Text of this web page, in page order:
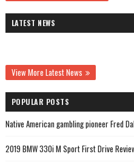
LATEST NEWS
View More Latest News
POPULAR POSTS
Native American gambling pioneer Fred
2019 BMW 330i M Sport First Drive